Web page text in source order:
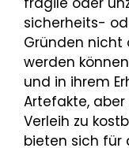
sicherheits-
Gründen nicht
werden
und in ihrem
Artefakte,
Verleih zu
bieten sich für